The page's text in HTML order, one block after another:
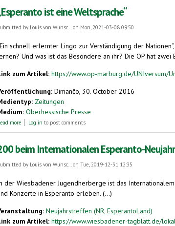
ist eine Weltsprache“
by Louis von Wunsc...on Mon, 2021-03-08 09:50
schnell erlernter Lingo zur Verständigung der
Und was ist das Besondere an ihr? Die OP hat
zum Artikel: https://www.op-marburg.de/UNIversum/
Dimanĉo, 30. October 2016
Zeitungen
Oberhessische Presse
more about „Esperanto ist eine Weltsprache“
Log in to post comments
beim Internationalen Esperanto-
by Louis von Wunsc...on Tue, 2019-12-31 12:35
der Wiesbadener Jugendherberge ist das
Konzerte in Esperanto erleben. (...)
Neujahrstreffen (NR, EsperantoLand)
zum Artikel: https://www.wiesbadener-tagblatt.de/